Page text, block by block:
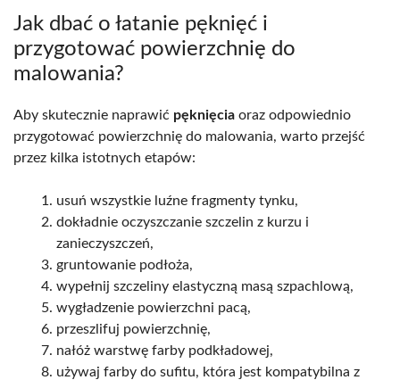
Jak dbać o łatanie pęknięć i
przygotować powierzchnię do
malowania?
Aby skutecznie naprawić pęknięcia oraz odpowiednio
przygotować powierzchnię do malowania, warto przejść
przez kilka istotnych etapów:
usuń wszystkie luźne fragmenty tynku,
dokładnie oczyszczanie szczelin z kurzu i
zanieczyszczeń,
gruntowanie podłoża,
wypełnij szczeliny elastyczną masą szpachlową,
wygładzenie powierzchni pacą,
przeszlifuj powierzchnię,
nałóż warstwę farby podkładowej,
używaj farby do sufitu, która jest kompatybilna z